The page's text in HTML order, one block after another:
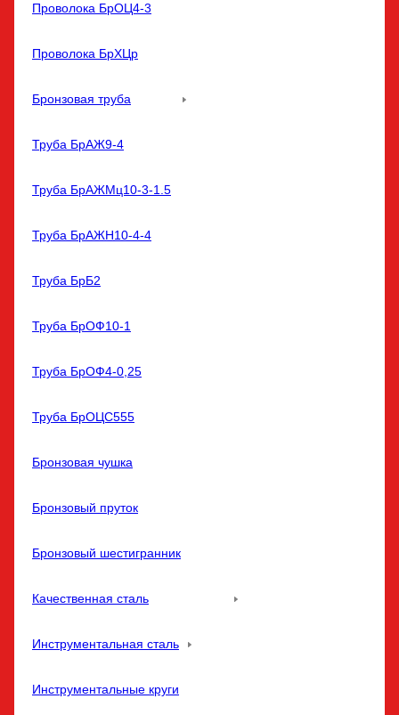
Проволока БрОЦ4-3
Проволока БрХЦр
Бронзовая труба
Труба БрАЖ9-4
Труба БрАЖМц10-3-1.5
Труба БрАЖН10-4-4
Труба БрБ2
Труба БрОФ10-1
Труба БрОФ4-0,25
Труба БрОЦС555
Бронзовая чушка
Бронзовый пруток
Бронзовый шестигранник
Качественная сталь
Инструментальная сталь
Инструментальные круги